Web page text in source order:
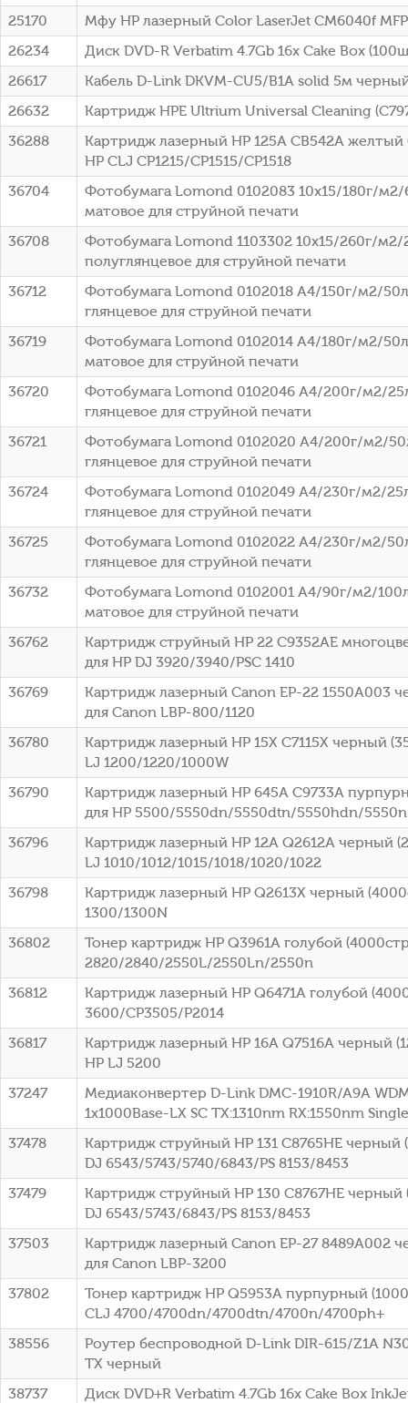
25170
Мфу HP лазерный Color LaserJet CM6040f
26234
Диск DVD-R Verbatim 4.7Gb 16x Cake Box
26617
Кабель D-Link DKVM-CU5/B1A solid 5м
26632
Картридж HPE Ultrium Universal Cleaning
36288
Картридж лазерный HP 125A CB542A желтый
HP CLJ CP1215/CP1515/CP1518
36704
Фотобумага Lomond 0102083 10x15/180г/
матовое для струйной печати
36708
Фотобумага Lomond 1103302 10x15/260г/
полуглянцевое для струйной печати
36712
Фотобумага Lomond 0102018 A4/150г/м2/
глянцевое для струйной печати
36719
Фотобумага Lomond 0102014 A4/180г/м2/
матовое для струйной печати
36720
Фотобумага Lomond 0102046 A4/200г/м2/
глянцевое для струйной печати
36721
Фотобумага Lomond 0102020 A4/200г/м2/
глянцевое для струйной печати
36724
Фотобумага Lomond 0102049 A4/230г/м2/
глянцевое для струйной печати
36725
Фотобумага Lomond 0102022 A4/230г/м2/
глянцевое для струйной печати
36732
Фотобумага Lomond 0102001 A4/90г/м2/
матовое для струйной печати
36762
Картридж струйный HP 22 C9352AE
для HP DJ 3920/3940/PSC 1410
36769
Картридж лазерный Canon EP-22 1550A003
для Canon LBP-800/1120
36780
Картридж лазерный HP 15X C7115X черный
LJ 1200/1220/1000W
36790
Картридж лазерный HP 645A C9733A
для HP 5500/5550dn/5550dtn/5550hdn/5550n
36796
Картридж лазерный HP 12A Q2612A черный
LJ 1010/1012/1015/1018/1020/1022
36798
Картридж лазерный HP Q2613X черный
1300/1300N
36802
Тонер картридж HP Q3961A голубой
2820/2840/2550L/2550Ln/2550n
36812
Картридж лазерный HP Q6471A голубой
3600/CP3505/P2014
36817
Картридж лазерный HP 16A Q7516A черный
HP LJ 5200
37247
Медиаконвертер D-Link DMC-1910R/A9A
1x1000Base-LX SC ТХ:1310nm RX:1550nm
37478
Картридж струйный HP 131 C8765HE черный
DJ 6543/5743/5740/6843/PS 8153/8453
37479
Картридж струйный HP 130 C8767HE черный
DJ 6543/5743/6843/PS 8153/8453
37503
Картридж лазерный Canon EP-27 8489A002
для Canon LBP-3200
37802
Тонер картридж HP Q5953A пурпурный
CLJ 4700/4700dn/4700dtn/4700n/4700ph+
38556
Роутер беспроводной D-Link DIR-615/Z1A
TX черный
38737
Диск DVD+R Verbatim 4.7Gb 16x Cake Box